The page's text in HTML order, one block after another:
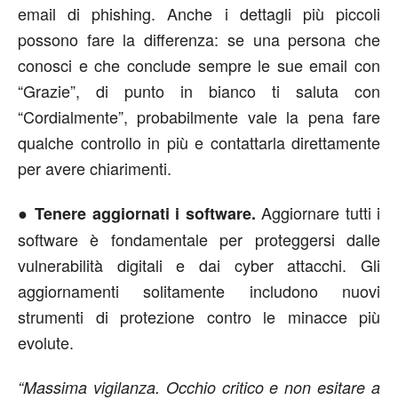
email di phishing. Anche i dettagli più piccoli
possono fare la differenza: se una persona che
conosci e che conclude sempre le sue email con
“Grazie”, di punto in bianco ti saluta con
“Cordialmente”, probabilmente vale la pena fare
qualche controllo in più e contattarla direttamente
per avere chiarimenti.
● Tenere aggiornati i software. Aggiornare tutti i
software è fondamentale per proteggersi dalle
vulnerabilità digitali e dai cyber attacchi. Gli
aggiornamenti solitamente includono nuovi
strumenti di protezione contro le minacce più
evolute.
“Massima vigilanza. Occhio critico e non esitare a